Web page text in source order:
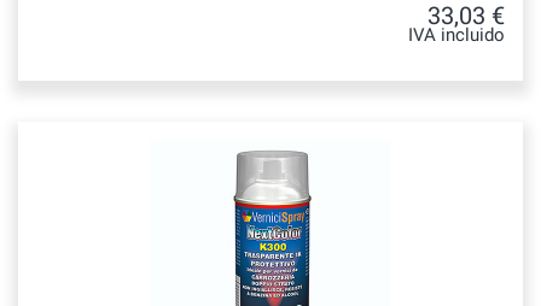
33,03 €
IVA incluido